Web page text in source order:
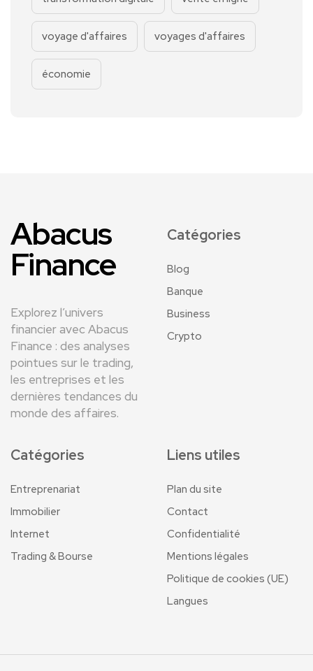
voyage d'affaires voyages d'affaires
économie
Abacus
Finance
Explorez l’univers
financier avec Abacus
Finance : des analyses
pointues sur le trading,
les entreprises et les
dernières tendances du
monde des affaires.
Catégories
Blog
Banque
Business
Crypto
Catégories
Entreprenariat
Immobilier
Internet
Trading & Bourse
Liens utiles
Plan du site
Contact
Confidentialité
Mentions légales
Politique de cookies (UE)
Langues